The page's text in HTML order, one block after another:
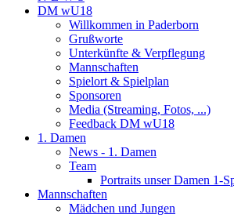
DM wU18
Willkommen in Paderborn
Grußworte
Unterkünfte & Verpflegung
Mannschaften
Spielort & Spielplan
Sponsoren
Media (Streaming, Fotos, ...)
Feedback DM wU18
1. Damen
News - 1. Damen
Team
Portraits unser Damen 1-
Mannschaften
Mädchen und Jungen